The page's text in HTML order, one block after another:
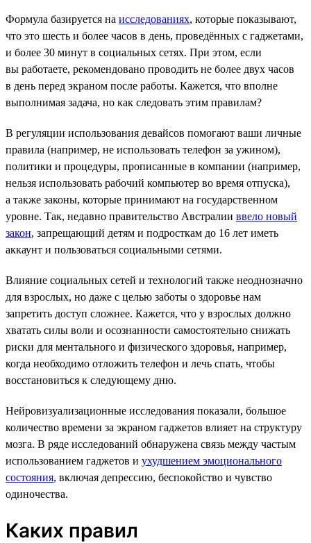
Формула базируется на исследованиях, которые показывают,
что это шесть и более часов в день, проведённых с гаджетами,
и более 30 минут в социальных сетях. При этом, если
вы работаете, рекомендовано проводить не более двух часов
в день перед экраном после работы. Кажется, что вполне
выполнимая задача, но как следовать этим правилам?
В регуляции использования девайсов помогают ваши личные
правила (например, не использовать телефон за ужином),
политики и процедуры, прописанные в компании (например,
нельзя использовать рабочий компьютер во время отпуска),
а также законы, которые принимают на государственном
уровне. Так, недавно правительство Австралии ввело новый
закон, запрещающий детям и подросткам до 16 лет иметь
аккаунт и пользоваться социальными сетями.
Влияние социальных сетей и технологий также неоднозначно
для взрослых, но даже с целью заботы о здоровье нам
запретить доступ сложнее. Кажется, что у взрослых должно
хватать силы воли и осознанности самостоятельно снижать
риски для ментального и физического здоровья, например,
когда необходимо отложить телефон и лечь спать, чтобы
восстановиться к следующему дню.
Нейровизуализационные исследования показали, большое
количество времени за экраном гаджетов влияет на структуру
мозга. В ряде исследований обнаружена связь между частым
использованием гаджетов и ухудшением эмоционального
состояния, включая депрессию, беспокойство и чувство
одиночества.
Каких правил